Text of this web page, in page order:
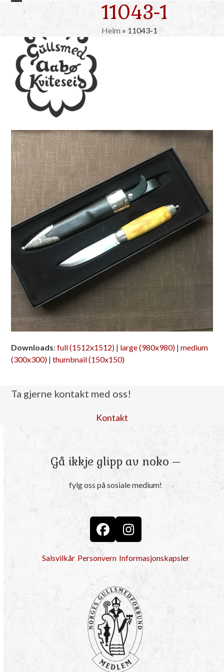
Skip
Open
menu
Close
menu
11043-1
Heim » 11043-1
Downloads:full (1512x1512) | large (980x980) |medium
(300x300) |thumbnail (150x150)
Ta gjerne kontakt med oss!
Kontakt
Gå ikkje glipp av noko –
fylg oss på sosiale medium!
FacebookInstagram
Salsvilkår Personvern Informasjonskapsler